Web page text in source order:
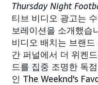
Thursday Night
티브 비디오 광고는
보레이션을 소개했습
비디오 배치는 브랜
간 퍼널에서 더 위켄
드를 집중 조명한 독
인 The Weeknd's